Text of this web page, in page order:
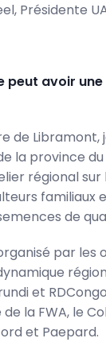
Présidente
peut avoir
de Libramont,
la province
régional
familiaux
de
par les
et
la FWA, le
et Paepard.